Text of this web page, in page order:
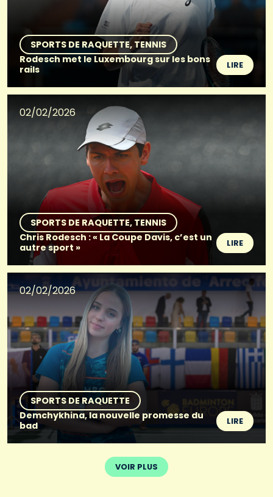
SPORTS DE RAQUETTE TENNIS
Rodesch met le Luxembourg sur les bons
rails
LIRE
02/02/2026
SPORTS DE RAQUETTE TENNIS
Chris Rodesch : « La Coupe Davis, c’est un
autre sport »
LIRE
02/02/2026
SPORTS DE RAQUETTE
Demchykhina, la nouvelle promesse du
bad
LIRE
VOIR PLUS